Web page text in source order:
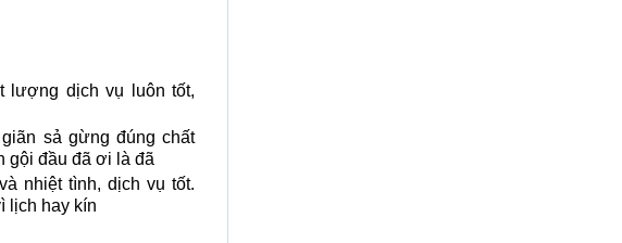
lượng dịch vụ luôn tốt,
sả gừng đúng chất
gội đầu đã ơi là đã
nhiệt tình, dịch vụ tốt.
lịch hay kín